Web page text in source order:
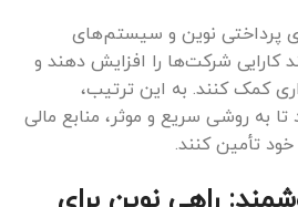
پرداختی نوین و سیستم‌های
کارایی شرکت‌ها را افزایش دهند و
کمک کنند. به این ترتیب،
به روشی سریع و موثر، منابع مالی
تأمین کنند.